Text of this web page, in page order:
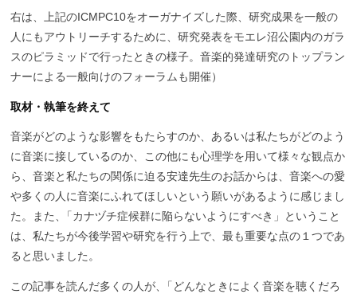
右は、上記のICMPC10をオーガナイズした際、研究成果を一般の
人にもアウトリーチするために、研究発表をモエレ沼公園内のガラ
スのピラミッドで行ったときの様子。音楽的発達研究のトップラン
ナーによる一般向けのフォーラムも開催）
取材・執筆を終えて
音楽がどのような影響をもたらすのか、あるいは私たちがどのよう
に音楽に接しているのか、この他にも心理学を用いて様々な観点か
ら、音楽と私たちの関係に迫る安達先生のお話からは、音楽への愛
や多くの人に音楽にふれてほしいという願いがあるように感じまし
た。また、
「カナヅチ症候群に陥らないようにすべき」ということ
は、私たちが今後学習や研究を行う上で、最も重要な点の１つであ
ると思いました。
この記事を読んだ多くの人が、
「どんなときによく音楽を聴くだろ